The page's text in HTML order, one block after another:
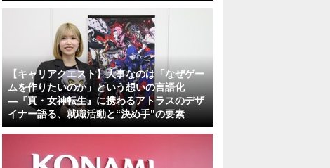
【キャリアクエスト】大事なのは「なぜゲー
ムを作りたいのか」という想いの言語化
―『真・女神転生』に携わるアトラスのデザ
イナー語る、就職活動と“決め手”の要素